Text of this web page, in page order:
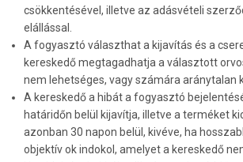
csökkentésével, illetve az adásvételi
elállással.
A fogyasztó választhat a kijavítás és a
kereskedő megtagadhatja a választott
nem lehetséges, vagy számára aránytalan
A kereskedő a hibát a fogyasztó
határidőn belül kijavítja, illetve a terméket
azonban 30 napon belül, kivéve, ha
objektív ok indokol, amelyet a kereskedő